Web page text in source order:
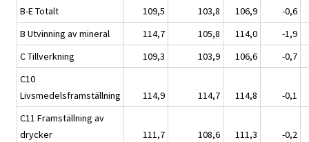
B-E Totalt
109,5 103,8 106,9
-0,6
B Utvinning av mineral
114,7 105,8 114,0
-1,9
C Tillverkning
109,3 103,9 106,6
-0,7
C10
Livsmedelsframställning
114,9 114,7 114,8
-0,1
C11 Framställning av
drycker
111,7 108,6 111,3
-0,2